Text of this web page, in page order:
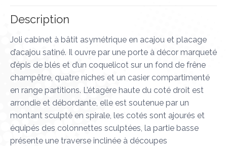
Description
Joli cabinet à bâtit asymétrique en acajou et placage
d’acajou satiné. Il ouvre par une porte à décor marqueté
d’épis de blés et d’un coquelicot sur un fond de frêne
champêtre, quatre niches et un casier compartimenté
en range partitions. L’étagère haute du coté droit est
arrondie et débordante, elle est soutenue par un
montant sculpté en spirale, les cotés sont ajourés et
équipés des colonnettes sculptées, la partie basse
présente une traverse inclinée à découpes